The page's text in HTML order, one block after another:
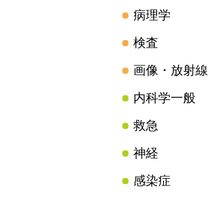
病理学
検査
画像・放射線
内科学一般
救急
神経
感染症